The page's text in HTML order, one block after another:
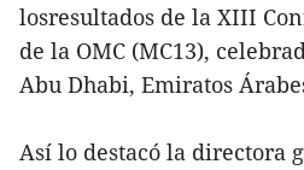
losresultados de la XIII
de la OMC (MC13),
Abu Dhabi, Emiratos
Así lo destacó la directora